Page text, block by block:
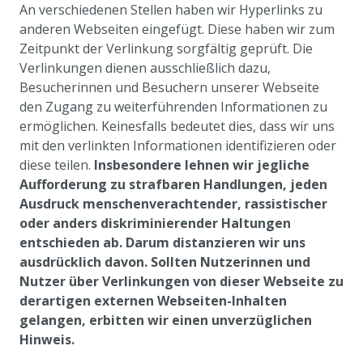
An verschiedenen Stellen haben wir Hyperlinks zu
anderen Webseiten eingefügt. Diese haben wir zum
Zeitpunkt der Verlinkung sorgfältig geprüft. Die
Verlinkungen dienen ausschließlich dazu,
Besucherinnen und Besuchern unserer Webseite
den Zugang zu weiterführenden Informationen zu
ermöglichen. Keinesfalls bedeutet dies, dass wir uns
mit den verlinkten Informationen identifizieren oder
diese teilen. Insbesondere lehnen wir jegliche
Aufforderung zu strafbaren Handlungen, jeden
Ausdruck menschenverachtender, rassistischer
oder anders diskriminierender Haltungen
entschieden ab. Darum distanzieren wir uns
ausdrücklich davon. Sollten Nutzerinnen und
Nutzer über Verlinkungen von dieser Webseite zu
derartigen externen Webseiten-Inhalten
gelangen, erbitten wir einen unverzüglichen
Hinweis.